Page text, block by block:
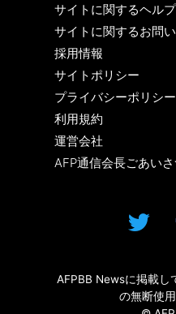
サイトに関するヘルプ
サイトに関するお問
採用情報
サイトポリシー
プライバシーポリシー
利用規約
運営会社
AFP通信会長ごあい
AFPBB Newsに掲載し
の無断使